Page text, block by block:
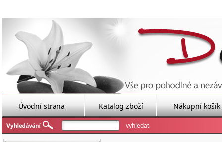
Úvodní strana Katalog zboží Nákupní košík